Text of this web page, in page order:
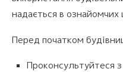
надається в ознайомчих
Перед початком
Проконсультуйтеся